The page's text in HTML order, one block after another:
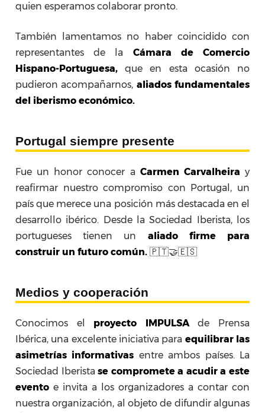
quien esperamos colaborar pronto.
También lamentamos no haber coincidido con
representantes de la Cámara de Comercio
Hispano-Portuguesa, que en esta ocasión no
pudieron acompañarnos, aliados fundamentales
del iberismo económico.
Portugal siempre presente
Fue un honor conocer a Carmen Carvalheira y
reafirmar nuestro compromiso con Portugal, un
país que merece una posición más destacada en el
desarrollo ibérico. Desde la Sociedad Iberista, los
portugueses tienen un aliado firme para
construir un futuro común. 🇵🇹🤝🇪🇸
Medios y cooperación
Conocimos el proyecto IMPULSAde Prensa
Ibérica, una excelente iniciativa para equilibrar las
asimetrías informativas entre ambos países. La
Sociedad Iberistase compromete a acudir a este
evento e invita a los organizadores a contar con
nuestra organización, al objeto de difundir algunas